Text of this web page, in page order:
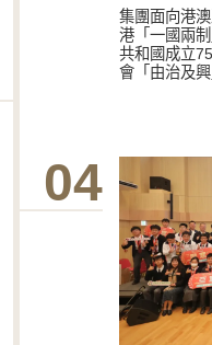
集團面向港
港「一國兩
共和國成立
會「由治及
與愛書人分
04